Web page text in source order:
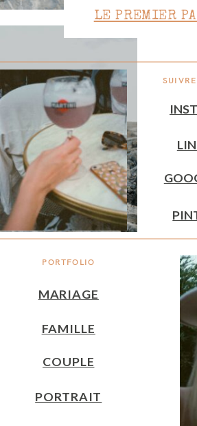
PORTFOLIO
MARIAGE
FAMILLE
COUPLE
PORTRAIT
LE PREMIER